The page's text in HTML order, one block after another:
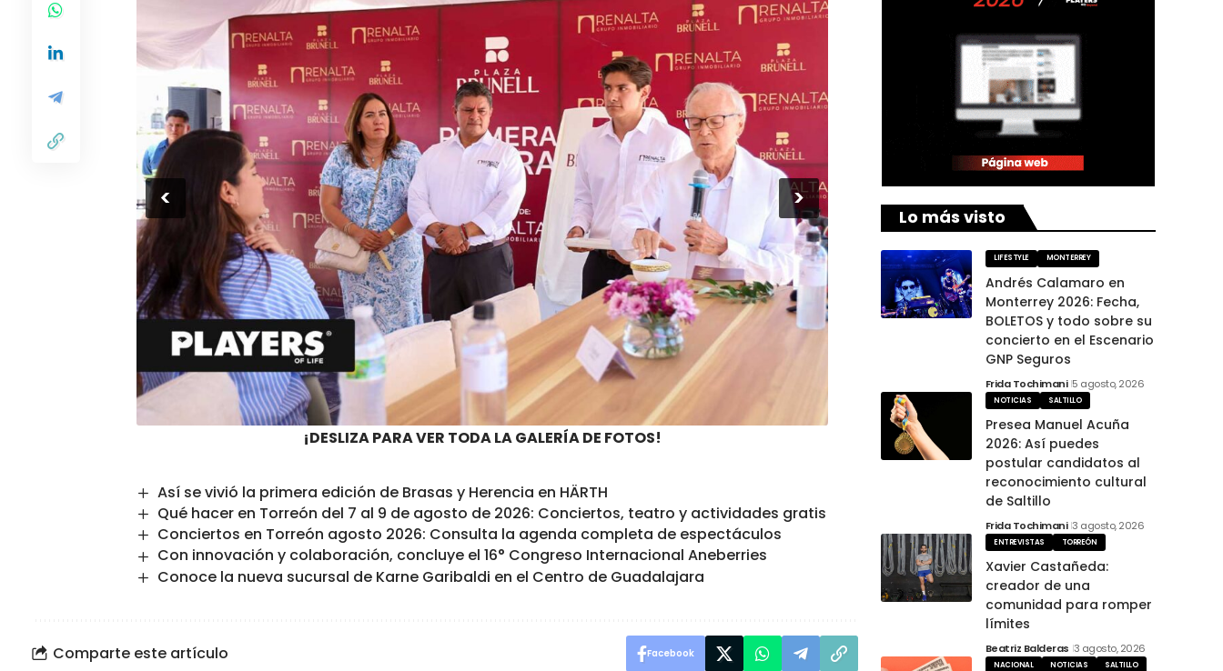
< >
¡DESLIZA PARA VER TODA LA GALERÍA DE FOTOS!
Así se vivió la primera edición de Brasas y Herencia en HÄRTH
Qué hacer en Torreón del 7 al 9 de agosto de 2026: Conciertos, teatro y actividades gratis
Conciertos en Torreón agosto 2026: Consulta la agenda completa de espectáculos
Con innovación y colaboración, concluye el 16° Congreso Internacional Aneberries
Conoce la nueva sucursal de Karne Garibaldi en el Centro de Guadalajara
Comparte este artículo Facebook
Lo más visto
LIFESTYLE MONTERREY
Andrés Calamaro en
Monterrey 2026: Fecha,
BOLETOS y todo sobre su
concierto en el Escenario
GNP Seguros
Frida Tochimani 5 agosto, 2026
NOTICIAS SALTILLO
Presea Manuel Acuña
2026: Así puedes
postular candidatos al
reconocimiento cultural
de Saltillo
Frida Tochimani 3 agosto, 2026
ENTREVISTAS TORREÓN
Xavier Castañeda:
creador de una
comunidad para romper
límites
Beatriz Balderas 3 agosto, 2026
NACIONAL NOTICIAS SALTILLO